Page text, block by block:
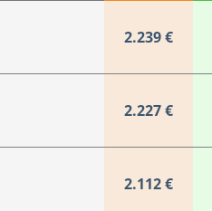
2.239 €
2.227 €
2.112 €